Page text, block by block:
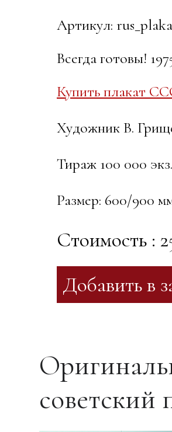
Артикул:
Всегда готовы!
Купить плакат
Художник В.
Тираж 100 000 экз.
Размер: 600/900
Стоимость :
советский